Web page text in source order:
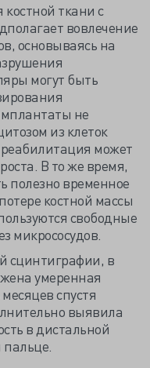
ткани с
вовлечение
основываясь на
могут быть
не
из клеток
может
В то же время,
полезно временное
костной массы
свободные
микрососудов.
сцинтиграфии, в
умеренная
спустя
выявила
в дистальной